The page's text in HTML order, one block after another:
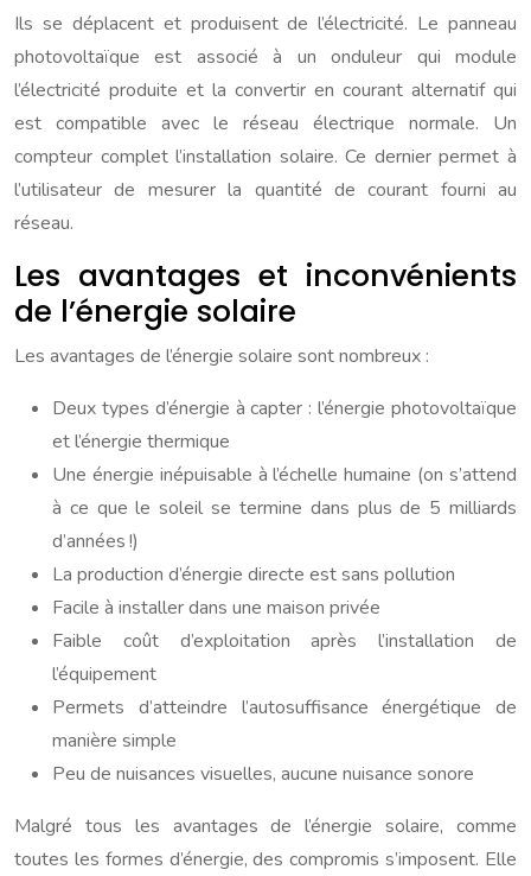
Ils se déplacent et produisent de l’électricité. Le panneau
photovoltaïque est associé à un onduleur qui module
l’électricité produite et la convertir en courant alternatif qui
est compatible avec le réseau électrique normale. Un
compteur complet l’installation solaire. Ce dernier permet à
l’utilisateur de mesurer la quantité de courant fourni au
réseau.
Les avantages et inconvénients
de l’énergie solaire
Les avantages de l’énergie solaire sont nombreux :
Deux types d’énergie à capter : l’énergie photovoltaïque
et l’énergie thermique
Une énergie inépuisable à l’échelle humaine (on s’attend
à ce que le soleil se termine dans plus de 5 milliards
d’années !)
La production d’énergie directe est sans pollution
Facile à installer dans une maison privée
Faible coût d’exploitation après l’installation de
l’équipement
Permets d’atteindre l’autosuffisance énergétique de
manière simple
Peu de nuisances visuelles, aucune nuisance sonore
Malgré tous les avantages de l’énergie solaire, comme
toutes les formes d’énergie, des compromis s’imposent. Elle